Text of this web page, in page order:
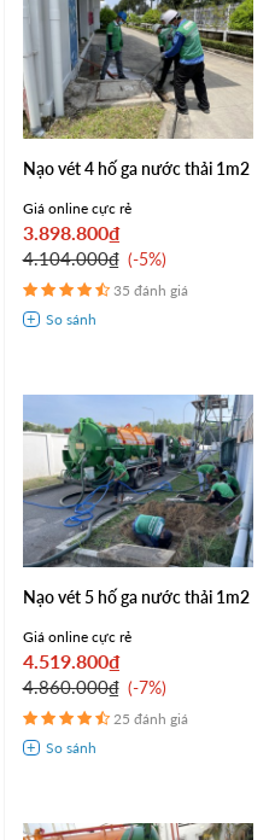
Nạo vét 4 hố ga nước thải 1m2
Giá online cực rẻ
3.898.800₫
4.104.000₫ -5%
35 đánh giá
Nạo vét 5 hố ga nước thải 1m2
Giá online cực rẻ
4.519.800₫
4.860.000₫ -7%
25 đánh giá